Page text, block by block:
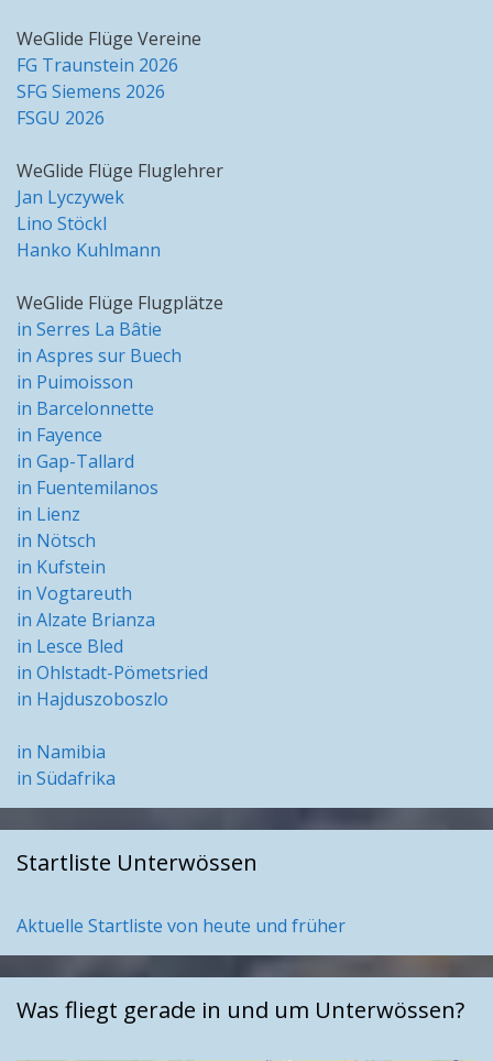
WeGlide Flüge Vereine
FG Traunstein 2026
SFG Siemens 2026
FSGU 2026
WeGlide Flüge Fluglehrer
Jan Lyczywek
Lino Stöckl
Hanko Kuhlmann
WeGlide Flüge Flugplätze
in Serres La Bâtie
in Aspres sur Buech
in Puimoisson
in Barcelonnette
in Fayence
in Gap-Tallard
in Fuentemilanos
in Lienz
in Nötsch
in Kufstein
in Vogtareuth
in Alzate Brianza
in Lesce Bled
in Ohlstadt-Pömetsried
in Hajduszoboszlo
in Namibia
in Südafrika
Startliste Unterwössen
Aktuelle Startliste von heute und früher
Was fliegt gerade in und um Unterwössen?